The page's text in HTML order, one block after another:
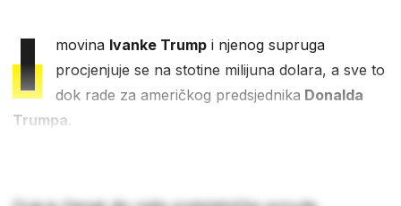
I movina Ivanke Trump i njenog supruga
procjenjuje se na stotine milijuna dolara, a sve to
dok rade za američkog predsjednika Donalda
Trumpa.